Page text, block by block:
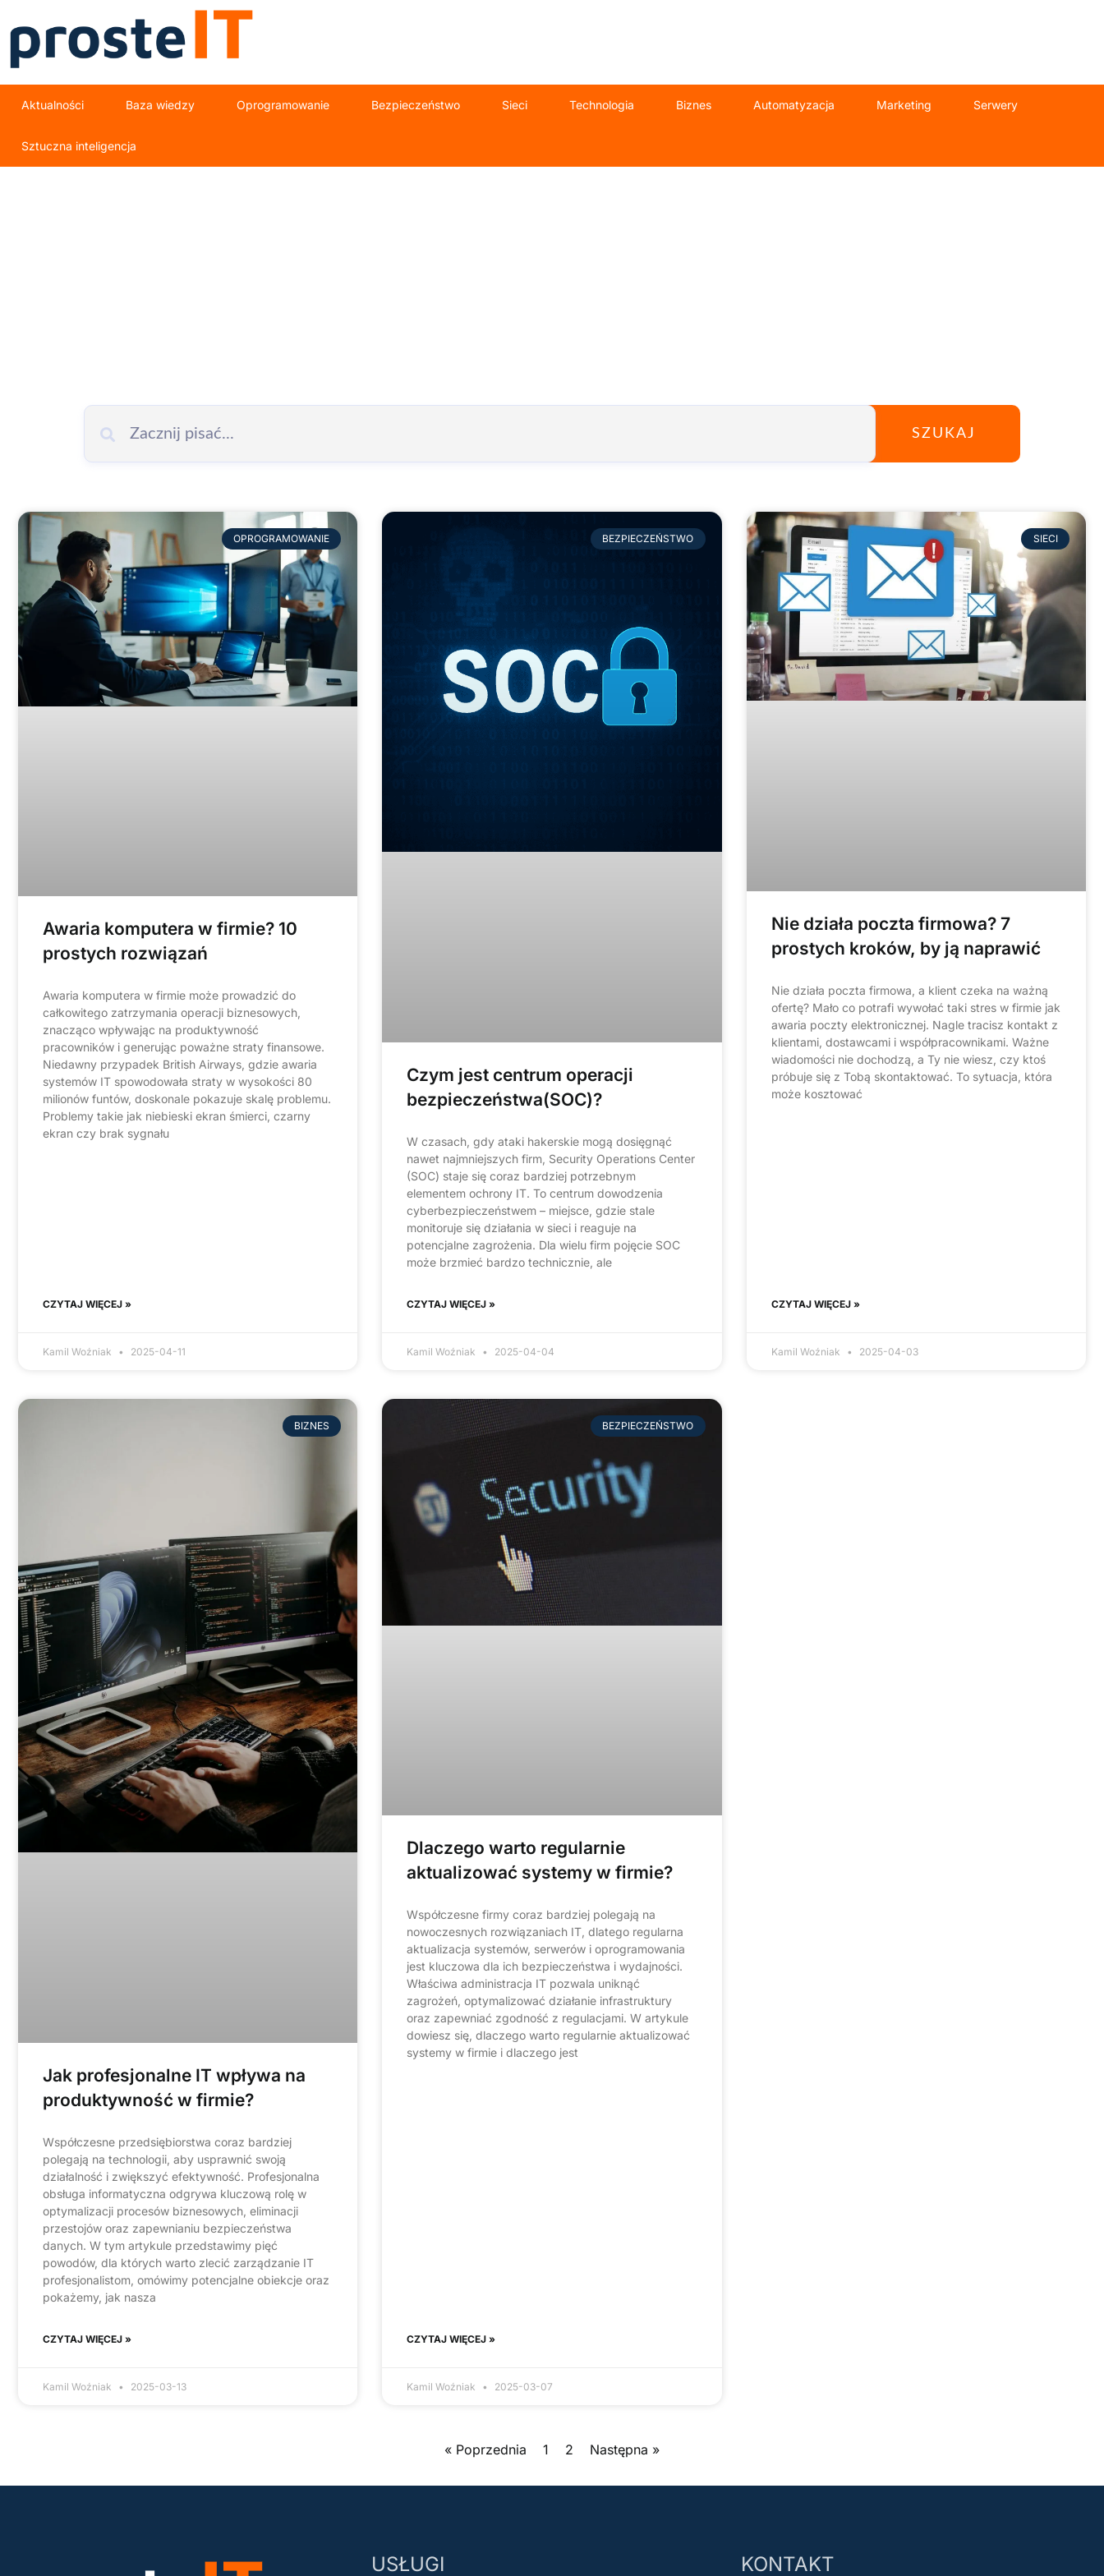
Aktualności Baza wiedzy Oprogramowanie Bezpieczeństwo Sieci Technologia Biznes Automatyzacja Marketing Serwery
Sztuczna inteligencja
SZUKAJ
OPROGRAMOWANIE
Awaria komputera w firmie? 10
prostych rozwiązań
Awaria komputera w firmie może prowadzić do
całkowitego zatrzymania operacji biznesowych,
znacząco wpływając na produktywność
pracowników i generując poważne straty finansowe.
Niedawny przypadek British Airways, gdzie awaria
systemów IT spowodowała straty w wysokości 80
milionów funtów, doskonale pokazuje skalę problemu.
Problemy takie jak niebieski ekran śmierci, czarny
ekran czy brak sygnału
CZYTAJ WIĘCEJ »
Kamil Woźniak 2025-04-11
BEZPIECZEŃSTWO
Czym jest centrum operacji
bezpieczeństwa(SOC)?
W czasach, gdy ataki hakerskie mogą dosięgnąć
nawet najmniejszych firm, Security Operations Center
(SOC) staje się coraz bardziej potrzebnym
elementem ochrony IT. To centrum dowodzenia
cyberbezpieczeństwem – miejsce, gdzie stale
monitoruje się działania w sieci i reaguje na
potencjalne zagrożenia. Dla wielu firm pojęcie SOC
może brzmieć bardzo technicznie, ale
CZYTAJ WIĘCEJ »
Kamil Woźniak 2025-04-04
SIECI
Nie działa poczta firmowa? 7
prostych kroków, by ją naprawić
Nie działa poczta firmowa, a klient czeka na ważną
ofertę? Mało co potrafi wywołać taki stres w firmie jak
awaria poczty elektronicznej. Nagle tracisz kontakt z
klientami, dostawcami i współpracownikami. Ważne
wiadomości nie dochodzą, a Ty nie wiesz, czy ktoś
próbuje się z Tobą skontaktować. To sytuacja, która
może kosztować
CZYTAJ WIĘCEJ »
Kamil Woźniak 2025-04-03
BIZNES
Jak profesjonalne IT wpływa na
produktywność w firmie?
Współczesne przedsiębiorstwa coraz bardziej
polegają na technologii, aby usprawnić swoją
działalność i zwiększyć efektywność. Profesjonalna
obsługa informatyczna odgrywa kluczową rolę w
optymalizacji procesów biznesowych, eliminacji
przestojów oraz zapewnianiu bezpieczeństwa
danych. W tym artykule przedstawimy pięć
powodów, dla których warto zlecić zarządzanie IT
profesjonalistom, omówimy potencjalne obiekcje oraz
pokażemy, jak nasza
CZYTAJ WIĘCEJ »
Kamil Woźniak 2025-03-13
BEZPIECZEŃSTWO
Dlaczego warto regularnie
aktualizować systemy w firmie?
Współczesne firmy coraz bardziej polegają na
nowoczesnych rozwiązaniach IT, dlatego regularna
aktualizacja systemów, serwerów i oprogramowania
jest kluczowa dla ich bezpieczeństwa i wydajności.
Właściwa administracja IT pozwala uniknąć
zagrożeń, optymalizować działanie infrastruktury
oraz zapewniać zgodność z regulacjami. W artykule
dowiesz się, dlaczego warto regularnie aktualizować
systemy w firmie i dlaczego jest
CZYTAJ WIĘCEJ »
Kamil Woźniak 2025-03-07
« Poprzednia 1 2 Następna »
USŁUGI KONTAKT